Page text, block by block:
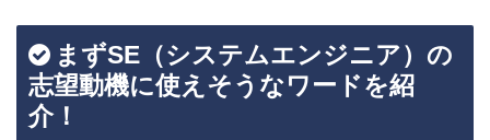
まずSE（システムエンジニア）の
志望動機に使えそうなワードを紹
介！